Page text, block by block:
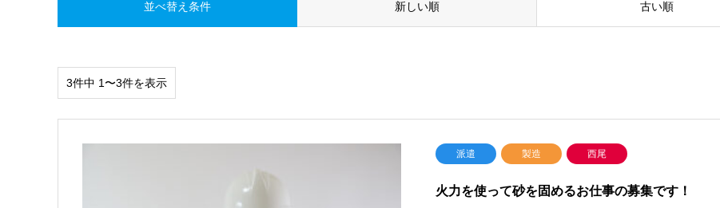
並べ替え条件 新しい順 古い順
3件中 1〜3件を表示
派遣 製造 西尾
火力を使って砂を固めるお仕事の募集です！